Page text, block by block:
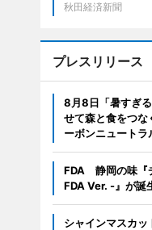
秋田経済新聞
プレスリリース
8月8日「暑すぎ
せて森と食をつな
ーボンニュートラ
FDA 静岡の味『
FDA Ver. -』が誕
シャインマスカッ